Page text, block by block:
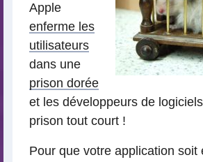
Apple
enferme les
utilisateurs
dans une
prison dorée
et les développeurs de
prison tout court !
Pour que votre application soit